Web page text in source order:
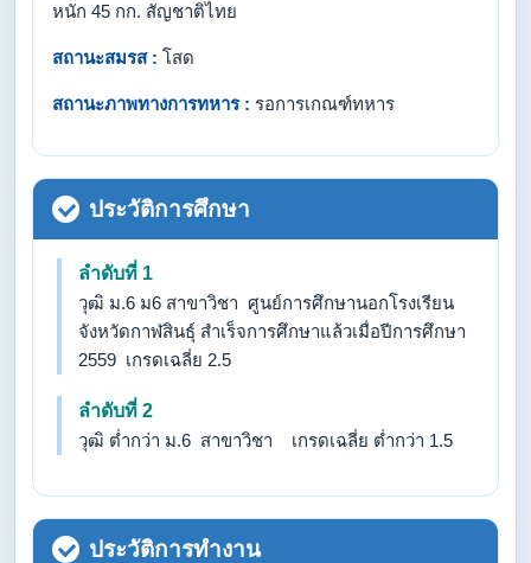
หนัก 45 กก. สัญชาติไทย
สถานะสมรส : โสด
สถานะภาพทางการทหาร : รอการเกณฑ์ทหาร
ประวัติการศึกษา
ลำดับที่ 1
วุฒิ ม.6 ม6 สาขาวิชา ศูนย์การศึกษานอกโรงเรียน
จังหวัดกาฬสินธุ์ สำเร็จการศึกษาแล้วเมื่อปีการศึกษา
2559 เกรดเฉลี่ย 2.5
ลำดับที่ 2
วุฒิ ต่ำกว่า ม.6 สาขาวิชา เกรดเฉลี่ย ต่ำกว่า 1.5
ประวัติการทำงาน